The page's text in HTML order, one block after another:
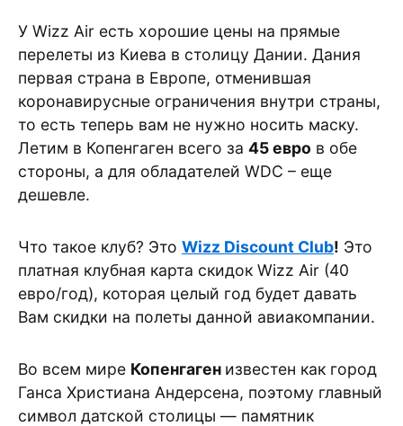
У Wizz Air есть хорошие цены на прямые
перелеты из Киева в столицу Дании. Дания
первая страна в Европе, отменившая
коронавирусные ограничения внутри страны,
то есть теперь вам не нужно носить маску.
Летим в Копенгаген всего за 45 евро в обе
стороны, а для обладателей WDC – еще
дешевле.
Что такое клуб? Это Wizz Discount Club! Это
платная клубная карта скидок Wizz Air (40
евро/год), которая целый год будет давать
Вам скидки на полеты данной авиакомпании.
Во всем мире Копенгаген известен как город
Ганса Христиана Андерсена, поэтому главный
символ датской столицы — памятник